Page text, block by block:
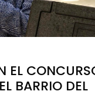
EL
BARRIO DEL